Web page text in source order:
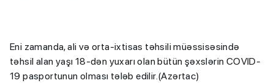
Eni zamanda, ali və orta-ixtisas təhsili müəssisəsində
təhsil alan yaşı 18-dən yuxarı olan bütün şəxslərin COVID-
19 pasportunun olması tələb edilir.(Azərtac)